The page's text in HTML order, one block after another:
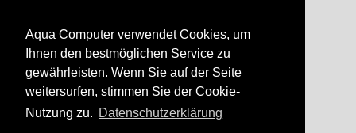
Aqua Computer verwendet Cookies, um
Ihnen den bestmöglichen Service zu
gewährleisten. Wenn Sie auf der Seite
weitersurfen, stimmen Sie der Cookie-
Nutzung zu. Datenschutzerklärung